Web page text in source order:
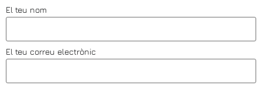
El teu nom
El teu correu electrònic